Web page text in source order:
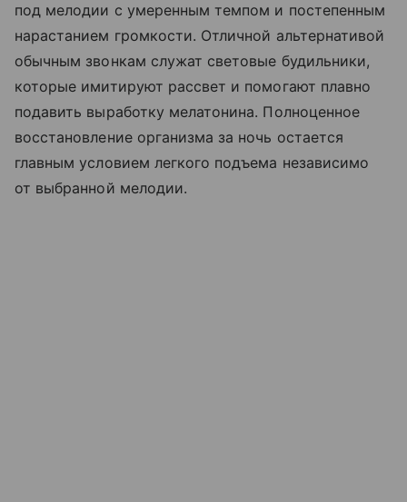
под мелодии с умеренным темпом и постепенным
нарастанием громкости. Отличной альтернативой
обычным звонкам служат световые будильники,
которые имитируют рассвет и помогают плавно
подавить выработку мелатонина. Полноценное
восстановление организма за ночь остается
главным условием легкого подъема независимо
от выбранной мелодии.